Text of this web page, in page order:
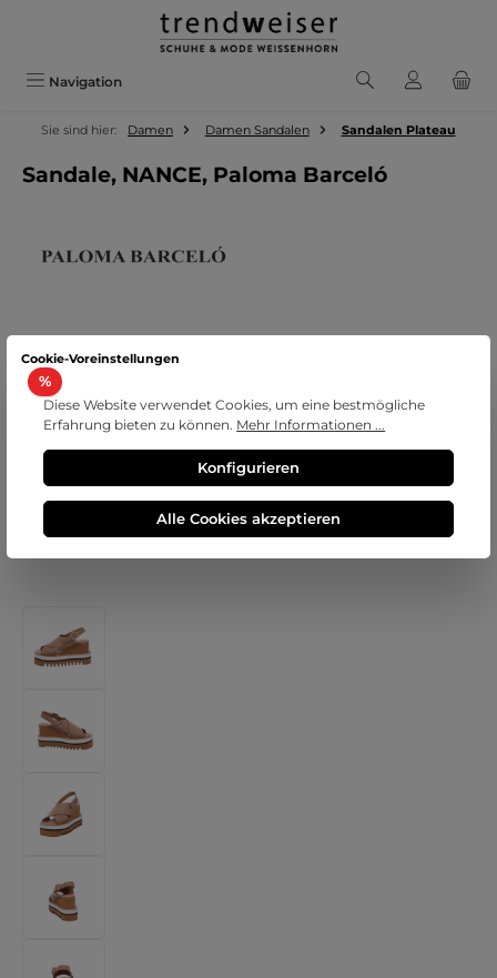
Zum Hauptinhalt springen
Navigation
Sie sind hier: Damen Damen Sandalen Sandalen Plateau
Sandale, NANCE, Paloma Barceló
Bildergalerie überspringen
%Rabatt
Cookie-Voreinstellungen
Diese Website verwendet Cookies, um eine bestmögliche
Erfahrung bieten zu können. Mehr Informationen ...
Konfigurieren
Alle Cookies akzeptieren